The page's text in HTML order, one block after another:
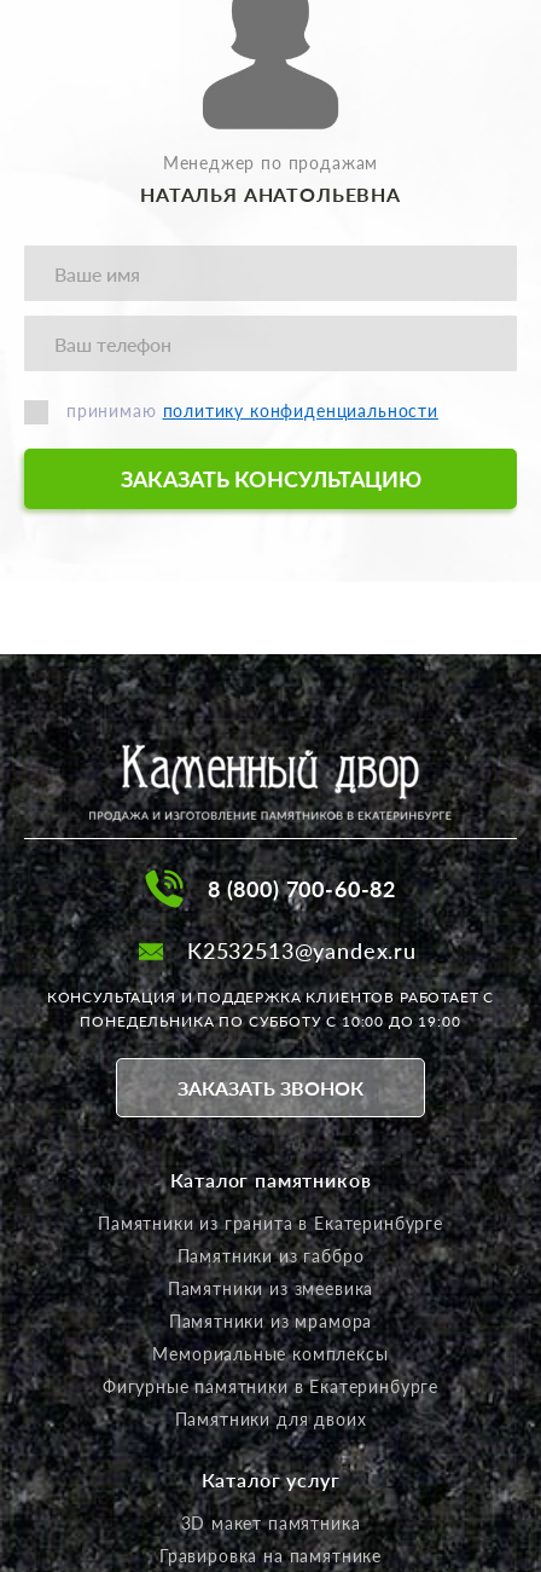
Менеджер по продажам
НАТАЛЬЯ АНАТОЛЬЕВНА
принимаю политику конфиденциальности
ЗАКАЗАТЬ КОНСУЛЬТАЦИЮ
8 (800) 700-60-82
K2532513@yandex.ru
КОНСУЛЬТАЦИЯ И ПОДДЕРЖКА КЛИЕНТОВ РАБОТАЕТС
ПОНЕДЕЛЬНИКА ПО СУББОТУ С 10:00 ДО 19:00
ЗАКАЗАТЬ ЗВОНОК
Каталог памятников
Памятники из гранита в Екатеринбурге
Памятники из габбро
Памятники из змеевика
Памятники из мрамора
Мемориальные комплексы
Фигурные памятники в Екатеринбурге
Памятники для двоих
Каталог услуг
3D макет памятника
Гравировка на памятнике